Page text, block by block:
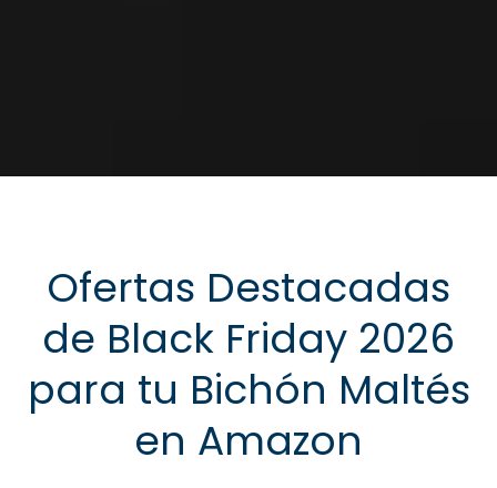
Ofertas Destacadas
de Black Friday 2026
para tu Bichón Maltés
en Amazon